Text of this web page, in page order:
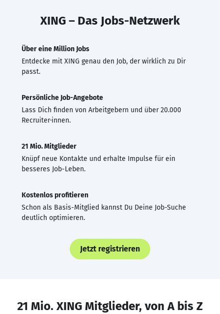
XING – Das Jobs-Netzwerk
Über eine Million Jobs
Entdecke mit XING genau den Job, der wirklich zu Dir
passt.
Persönliche Job-Angebote
Lass Dich finden von Arbeitgebern und über 20.000
Recruiter·innen.
21 Mio. Mitglieder
Knüpf neue Kontakte und erhalte Impulse für ein
besseres Job-Leben.
Kostenlos profitieren
Schon als Basis-Mitglied kannst Du Deine Job-Suche
deutlich optimieren.
Jetzt registrieren
21 Mio. XING Mitglieder, von A bis Z